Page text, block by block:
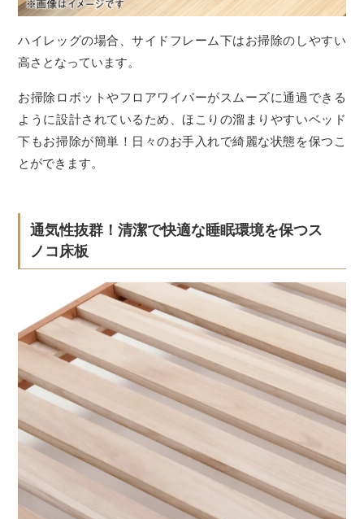
ハイレッグの場合、サイドフレーム下はお掃除のしやすい
高さとなっています。
お掃除ロボットやフロアワイパーがスムーズに通過できる
ように設計されているため、ほこりの溜まりやすいベッド
下もお掃除が簡単！日々のお手入れで綺麗な状態を保つこ
とができます。
通気性抜群！清潔で快適な睡眠環境を保つス
ノコ床板